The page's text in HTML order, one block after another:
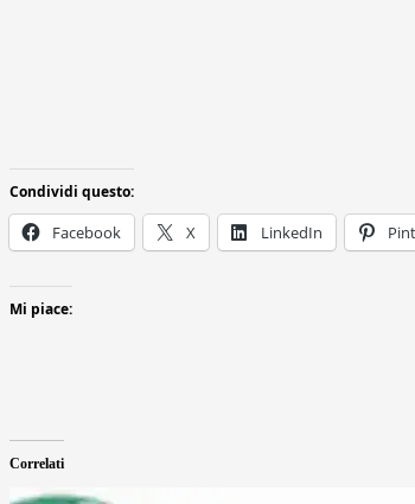
Condividi questo:
Facebook X LinkedIn
Mi piace:
Correlati